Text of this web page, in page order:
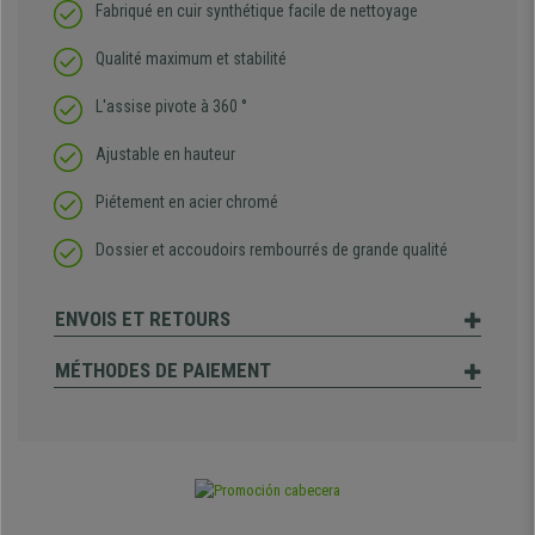
Fabriqué en cuir synthétique facile de nettoyage
Qualité maximum et stabilité
L'assise pivote à 360 °
Ajustable en hauteur
Piétement en acier chromé
Dossier et accoudoirs rembourrés de grande qualité
ENVOIS ET RETOURS
MÉTHODES DE PAIEMENT